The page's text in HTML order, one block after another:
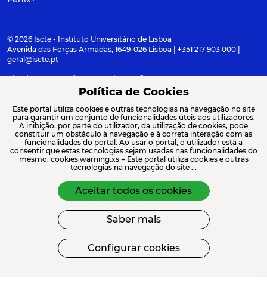
© 2026 Iscte - Instituto Universitário de Lisboa
Avenida das Forças Armadas, 1649-026 Lisboa | +351 217 903 000 |
geral@iscte.pt
Elogios, Sugestões e Reclamações
Termos e condições
Canal de denúncia
ACREDITAÇÕES E ASSOCIAÇÕES
FINANCIAMENTO
Política de Cookies
Este portal utiliza cookies e outras tecnologias na navegação no site
para garantir um conjunto de funcionalidades úteis aos utilizadores.
A inibição, por parte do utilizador, da utilização de cookies, pode
constituir um obstáculo à navegação e à correta interação com as
funcionalidades do portal. Ao usar o portal, o utilizador está a
consentir que estas tecnologias sejam usadas nas funcionalidades do
mesmo. cookies.warning.xs = Este portal utiliza cookies e outras
tecnologias na navegação do site ...
Aceitar todos os cookies
Saber mais
Configurar cookies